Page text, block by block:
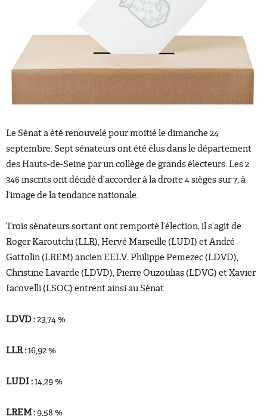
Le Sénat a été renouvelé pour moitié le dimanche 24
septembre. Sept sénateurs ont été élus dans le département
des Hauts-de-Seine par un collège de grands électeurs. Les 2
346 inscrits ont décidé d’accorder à la droite 4 sièges sur 7, à
l’image de la tendance nationale.
Trois sénateurs sortant ont remporté l’élection, il s’agit de
Roger Karoutchi (LLR), Hervé Marseille (LUDI) et André
Gattolin (LREM) ancien EELV. Philippe Pemezec (LDVD),
Christine Lavarde (LDVD), Pierre Ouzoulias (LDVG) et Xavier
Iacovelli (LSOC) entrent ainsi au Sénat.
LDVD :23,74 %
LLR :16,92 %
LUDI :14,29 %
LREM :9,58 %